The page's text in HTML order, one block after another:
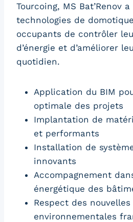
Tourcoing, MS Bat’Renov
technologies de
occupants de contrôler
d’énergie et d’améliorer
quotidien.
Application du BIM
optimale des projets
Implantation de
et performants
Installation de
innovants
Accompagnement
énergétique des
Respect des
environnementales